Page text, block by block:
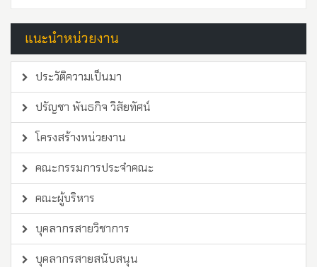
แนะนำหน่วยงาน
ประวัติความเป็นมา
ปรัญชา พันธกิจ วิสัยทัศน์
โครงสร้างหน่วยงาน
คณะกรรมการประจำคณะ
คณะผู้บริหาร
บุคลากรสายวิชาการ
บุคลากรสายสนับสนุน